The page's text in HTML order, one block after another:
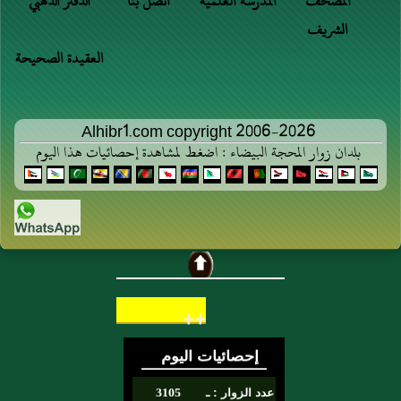
الشريف
العقيدة الصحيحة
Alhibr1.com copyright 2006-2026
بلدان زوار المحجة البيضاء : اضغط لمشاهدة إحصائيات هذا اليوم
++